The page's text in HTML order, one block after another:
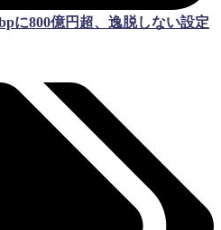
に800億円超、逸脱しない設定